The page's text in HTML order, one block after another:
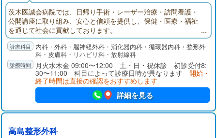
茨木医誠会病院では、日帰り手術・レーザー治療・訪問看護・
公開講座に取り組み、安心と信頼を提供し、保健・医療・福祉
を通じて社会に貢献しております。
内科・外科・脳神経外科・消化器内科・循環器内科・整形外
科・皮膚科・リハビリ科・放射線科
月火水木金 09:00〜12:00 土・日・祝休診 初診受付8:
30〜11:00 科目によって診療日時が異なります 開始・
終了時間は直接の確認をおすすめします
詳細を見る
高島整形外科